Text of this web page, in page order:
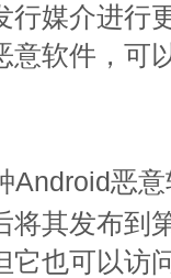
行媒介进行
意软件，可
Android恶
将其发布到
它也可以访